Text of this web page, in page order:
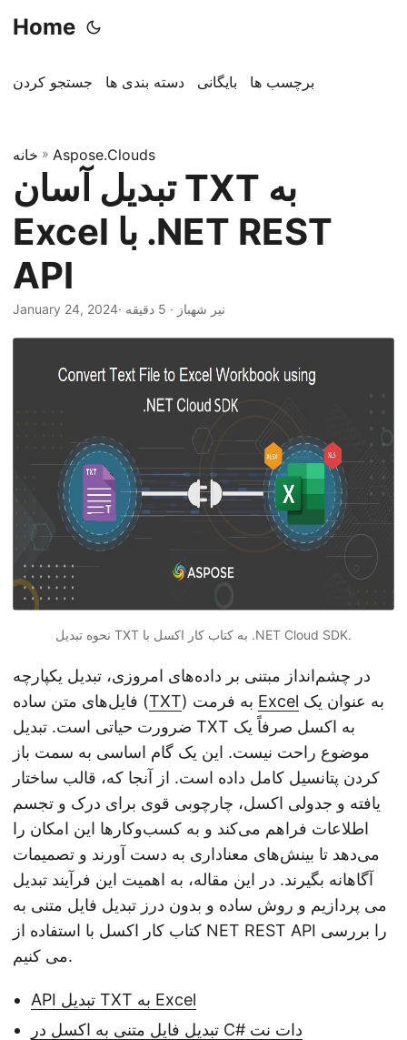
Home
جستجو کردن دسته بندی ها بایگانی برچسب ها
خانه » Aspose.Clouds
تبدیل آسان TXT به
Excel با .NET REST
API
January 24, 2024 · نیر شهباز · 5 دقیقه
نحوه تبدیل TXT به کتاب کار اکسل با .NET Cloud SDK.
در چشم‌انداز مبتنی بر داده‌های امروزی، تبدیل یکپارچه
فایل‌های متن ساده (TXT Excel
ضرورت حیاتی است. تبدیل TXT به اکسل صرفاً یک
موضوع راحت نیست. این یک گام اساسی به سمت باز
کردن پتانسیل کامل داده است. از آنجا که، قالب ساختار
یافته و جدولی اکسل، چارچوبی قوی برای درک و تجسم
اطلاعات فراهم می‌کند و به کسب‌وکارها این امکان را
می‌دهد تا بینش‌های معناداری به دست آورند و تصمیمات
آگاهانه بگیرند. در این مقاله، به اهمیت این فرآیند تبدیل
می پردازیم و روش ساده و بدون درز تبدیل فایل متنی به
کتاب کار اکسل با استفاده از NET REST API را بررسی
می کنیم.
API تبدیل TXT به Excel
تبدیل فایل متنی به اکسل در C# دات نت